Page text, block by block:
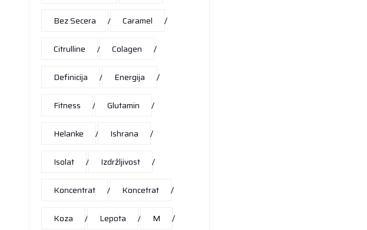
Bez Secera Caramel
Citrulline Colagen
Definicija Energija
Fitness Glutamin
Helanke Ishrana
Isolat Izdržljivost
Koncentrat Koncetrat
Koza Lepota M